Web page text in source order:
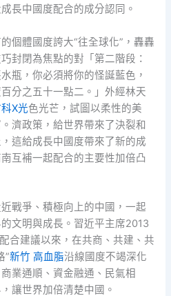
長中國度配合的成分認同。
個體國度誇大“往全球化”，轟轟
封閉為焦點的對「第二階段：
瓶，你必須將你的怪誕藍色，
分之五十一點二。」外經林天
X光色光芒，試圖以柔性的美
濟政策，給世界帶來了決裂和
這給成長中國度帶來了新的成
互補一起配合的主要性加倍凸
戰爭、積極向上的中國，一起
文明與成長。習近平主席2013
合建議以來，在共商、共建、共
”新竹 高血脂沿線國度不竭深化
業通順、資金融通、民氣相
讓世界加倍清楚中國。